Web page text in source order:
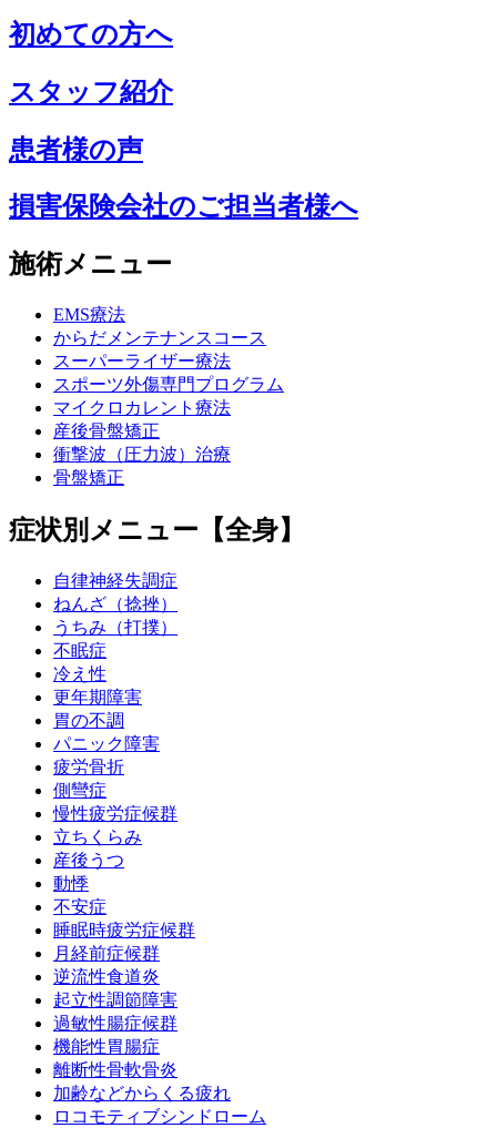
初めての方へ
スタッフ紹介
患者様の声
損害保険会社のご担当者様へ
施術メニュー
EMS療法
からだメンテナンスコース
スーパーライザー療法
スポーツ外傷専門プログラム
マイクロカレント療法
産後骨盤矯正
衝撃波（圧力波）治療
骨盤矯正
症状別メニュー【全身】
自律神経失調症
ねんざ（捻挫）
うちみ（打撲）
不眠症
冷え性
更年期障害
胃の不調
パニック障害
疲労骨折
側彎症
慢性疲労症候群
立ちくらみ
産後うつ
動悸
不安症
睡眠時疲労症候群
月経前症候群
逆流性食道炎
起立性調節障害
過敏性腸症候群
機能性胃腸症
離断性骨軟骨炎
加齢などからくる疲れ
ロコモティブシンドローム